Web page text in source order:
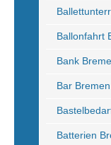
Ballonfahrt
Bank
Bar
Batterien